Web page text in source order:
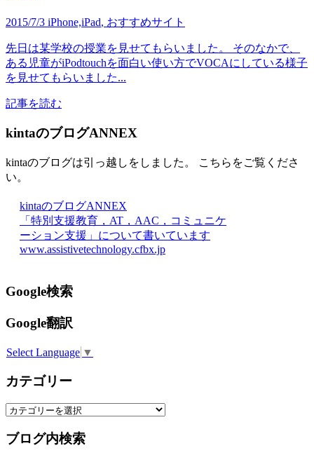
2015/7/3 iPhone,iPad, おすすめサイト
先日は某学校の授業を見せてもらいました。 そのなかで、
ある児童がiPodtouchを面白い使い方でVOCAにしている様子
を見せてもらいました...
記事を読む
kintaのブログANNEX
kintaのブログは引っ越しをしました。 こちらをご覧くださ
い。
kintaのブログANNEX
「特別支援教育，AT，AAC，コミュニケ
ーション支援」について書いています
www.assistivetechnology.cfbx.jp
Google検索
Google翻訳
Select Language ▼
カテゴリー
カ
ゴ
ブログ内検索